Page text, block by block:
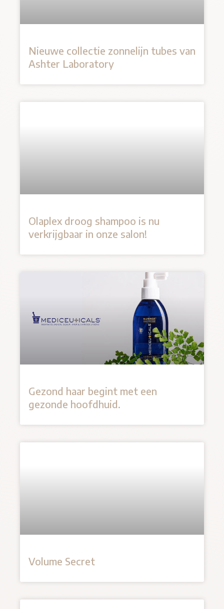
Nieuwe collectie zonnelijn tubes van
Ashter Laboratory
Olaplex droog shampoo is nu
verkrijgbaar in onze salon!
Gezond haar begint met een
gezonde hoofdhuid.
Volume Secret